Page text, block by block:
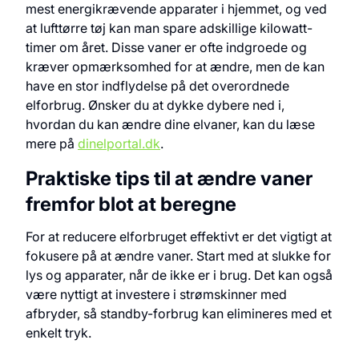
mest energikrævende apparater i hjemmet, og ved
at lufttørre tøj kan man spare adskillige kilowatt-
timer om året. Disse vaner er ofte indgroede og
kræver opmærksomhed for at ændre, men de kan
have en stor indflydelse på det overordnede
elforbrug. Ønsker du at dykke dybere ned i,
hvordan du kan ændre dine elvaner, kan du læse
mere på dinelportal.dk.
Praktiske tips til at ændre vaner
fremfor blot at beregne
For at reducere elforbruget effektivt er det vigtigt at
fokusere på at ændre vaner. Start med at slukke for
lys og apparater, når de ikke er i brug. Det kan også
være nyttigt at investere i strømskinner med
afbryder, så standby-forbrug kan elimineres med et
enkelt tryk.